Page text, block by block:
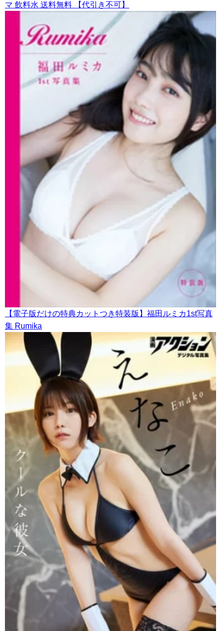
マ 飲料水 送料無料 【代引き不可】
【電子版だけの特典カットつき特装版】福田ルミカ1st写真
集 Rumika